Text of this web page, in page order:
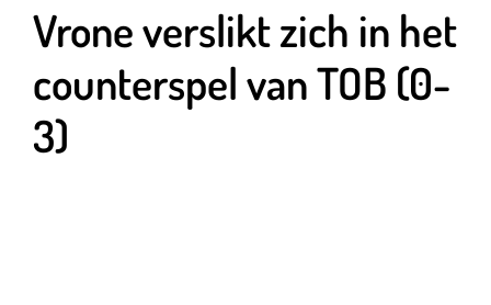
Vrone verslikt zich in het
counterspel van TOB (0-
3)